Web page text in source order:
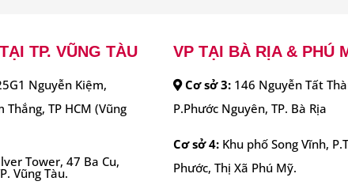
TP. VŨNG TÀU
Nguyễn Kiệm,
Thắng, TP HCM (Vũng
Tower, 47 Ba Cu,
Vũng Tàu.
VP TẠI BÀ RỊA & PHÚ
Cơ sở 3: 146 Nguyễn Tất
P.Phước Nguyên, TP. Bà Rịa
Cơ sở 4:Khu phố Song Vĩnh,
Phước, Thị Xã Phú Mỹ.